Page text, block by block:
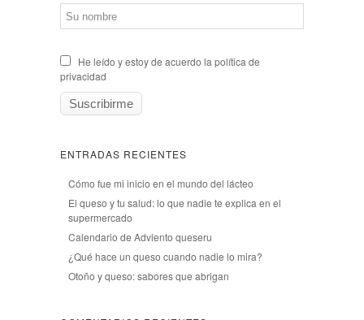
He leído y estoy de acuerdo la política de
privacidad
ENTRADAS RECIENTES
Cómo fue mi inicio en el mundo del lácteo
El queso y tu salud: lo que nadie te explica en el
supermercado
Calendario de Adviento queseru
¿Qué hace un queso cuando nadie lo mira?
Otoño y queso: sabores que abrigan